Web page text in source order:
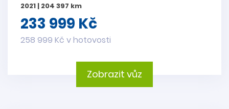
2021 | 204 397 km
233 999 Kč
258 999 Kč v hotovosti
Zobrazit vůz